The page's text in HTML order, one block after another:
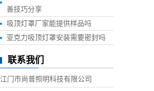
善技巧分享
吸顶灯罩厂家能提供样品吗
亚克力吸顶灯罩安装需要密封吗
联系我们
江门市尚普照明科技有限公司